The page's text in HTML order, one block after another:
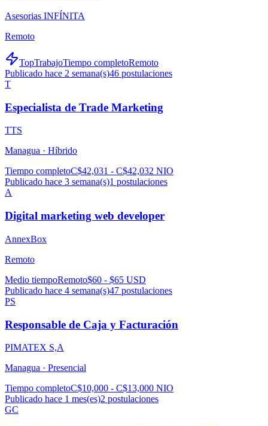
Asesorias INFÍNITA
Remoto
TopTrabajoTiempo completoRemoto
Publicado hace 2 semana(s)46 postulaciones
T
Especialista de Trade Marketing
TTS
Managua · Híbrido
Tiempo completoC$42,031 - C$42,032 NIO
Publicado hace 3 semana(s)1 postulaciones
A
Digital marketing web developer
AnnexBox
Remoto
Medio tiempoRemoto$60 - $65 USD
Publicado hace 4 semana(s)47 postulaciones
PS
Responsable de Caja y Facturación
PIMATEX S,A
Managua · Presencial
Tiempo completoC$10,000 - C$13,000 NIO
Publicado hace 1 mes(es)2 postulaciones
GC